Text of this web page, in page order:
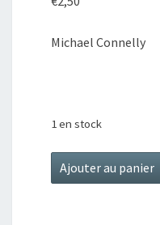
Michael Connelly
1 en stock
quantité
de
Ajouter au panier